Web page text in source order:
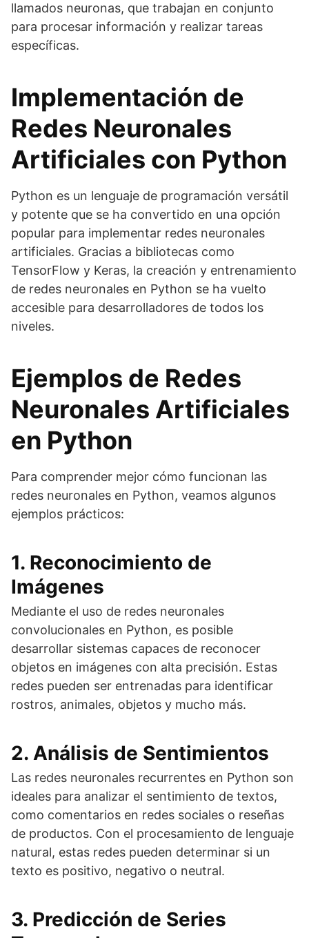
llamados neuronas, que trabajan en conjunto
para procesar información y realizar tareas
específicas.
Implementación de
Redes Neuronales
Artificiales con Python
Python es un lenguaje de programación versátil
y potente que se ha convertido en una opción
popular para implementar redes neuronales
artificiales. Gracias a bibliotecas como
TensorFlow y Keras, la creación y entrenamiento
de redes neuronales en Python se ha vuelto
accesible para desarrolladores de todos los
niveles.
Ejemplos de Redes
Neuronales Artificiales
en Python
Para comprender mejor cómo funcionan las
redes neuronales en Python, veamos algunos
ejemplos prácticos:
1. Reconocimiento de
Imágenes
Mediante el uso de redes neuronales
convolucionales en Python, es posible
desarrollar sistemas capaces de reconocer
objetos en imágenes con alta precisión. Estas
redes pueden ser entrenadas para identificar
rostros, animales, objetos y mucho más.
2. Análisis de Sentimientos
Las redes neuronales recurrentes en Python son
ideales para analizar el sentimiento de textos,
como comentarios en redes sociales o reseñas
de productos. Con el procesamiento de lenguaje
natural, estas redes pueden determinar si un
texto es positivo, negativo o neutral.
3. Predicción de Series